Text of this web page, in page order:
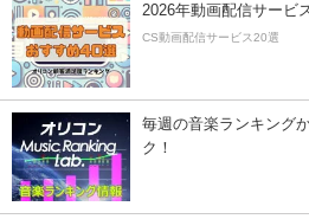
2026年動画配信サービ
CS動画配信サービス20選
毎週の音楽ランキング
ク！